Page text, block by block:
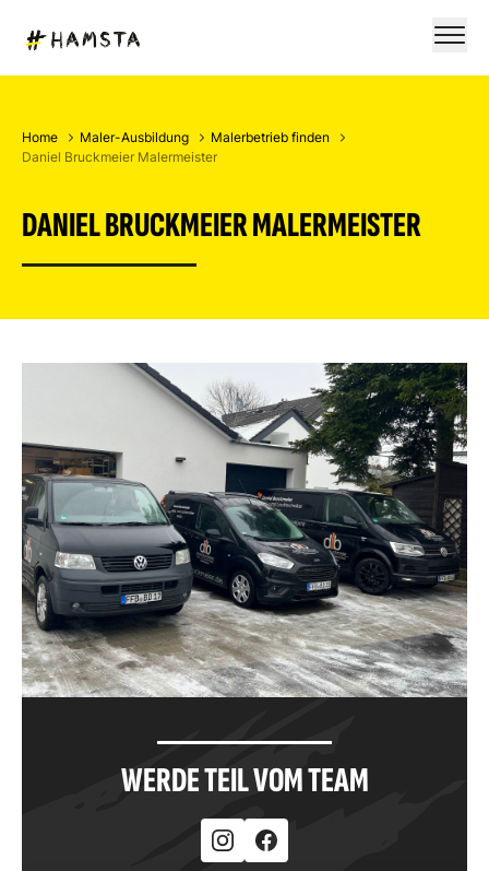
Home Maler-Ausbildung
Malerbetrieb finden
Daniel Bruckmeier Malermeister
DANIEL BRUCKMEIER MALERMEISTER
WERDE TEIL VOM TEAM